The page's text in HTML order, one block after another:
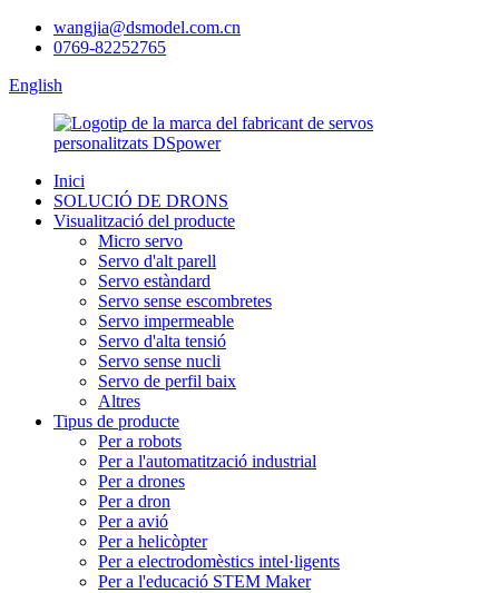
wangjia@dsmodel.com.cn
0769-82252765
English
Inici
SOLUCIÓ DE DRONS
Visualització del producte
Micro servo
Servo d'alt parell
Servo estàndard
Servo sense escombretes
Servo impermeable
Servo d'alta tensió
Servo sense nucli
Servo de perfil baix
Altres
Tipus de producte
Per a robots
Per a l'automatització industrial
Per a drones
Per a dron
Per a avió
Per a helicòpter
Per a electrodomèstics intel·ligents
Per a l'educació STEM Maker